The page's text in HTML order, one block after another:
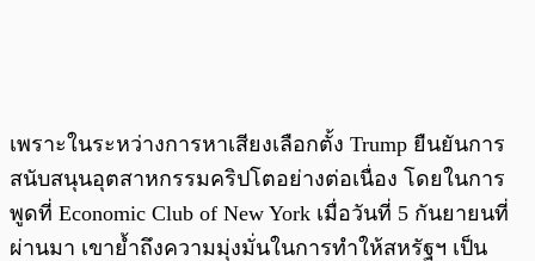
เพราะในระหว่างการหาเสียงเลือกตั้ง Trump ยืนยันการ
สนับสนุนอุตสาหกรรมคริปโตอย่างต่อเนื่อง โดยในการ
พูดที่ Economic Club of New York เมื่อวันที่ 5 กันยายนที่
ผ่านมา เขาย้ำถึงความมุ่งมั่นในการทำให้สหรัฐฯ เป็น